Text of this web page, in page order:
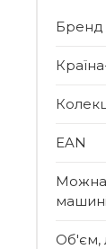
Бренд
EAN
Можна
машині
Об'єм,